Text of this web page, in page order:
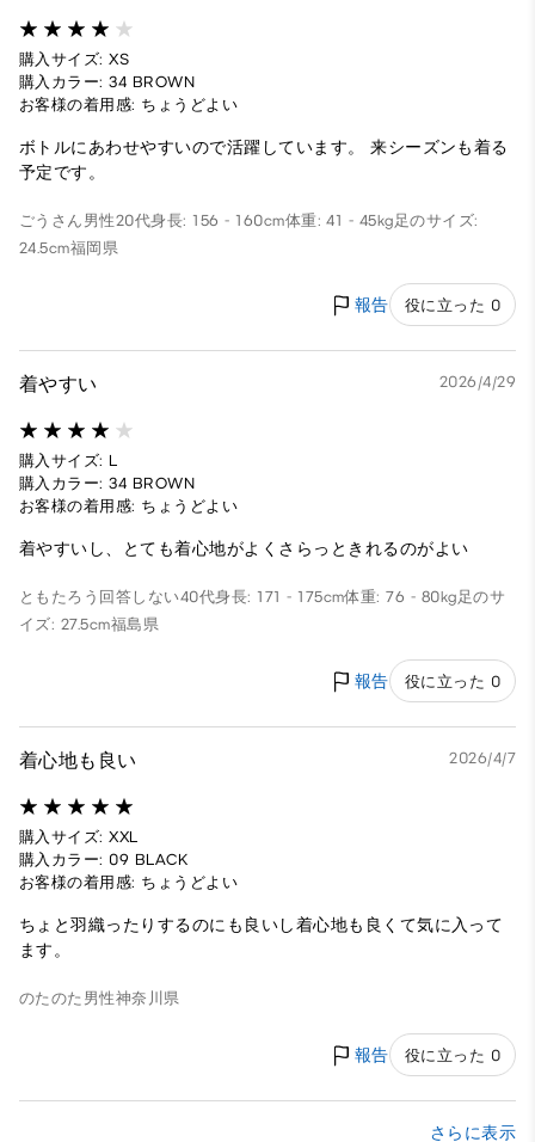
購入サイズ: XS
購入カラー: 34 BROWN
お客様の着用感: ちょうどよい
ボトルにあわせやすいので活躍しています。 来シーズンも着る
予定です。
ごうさん 男性20代身長: 156 - 160cm体重: 41 - 45kg足のサイズ:
24.5cm福岡県
報告 役に立った 0
着やすい 2026/4/29
購入サイズ: L
購入カラー: 34 BROWN
お客様の着用感: ちょうどよい
着やすいし、とても着心地がよくさらっときれるのがよい
ともたろう 回答しない40代身長: 171 - 175cm体重: 76 - 80kg足のサ
イズ: 27.5cm福島県
報告 役に立った 0
着心地も良い 2026/4/7
購入サイズ: XXL
購入カラー: 09 BLACK
お客様の着用感: ちょうどよい
ちょと羽織ったりするのにも良いし着心地も良くて気に入って
ます。
のたのた 男性神奈川県
報告 役に立った 0
さらに表示